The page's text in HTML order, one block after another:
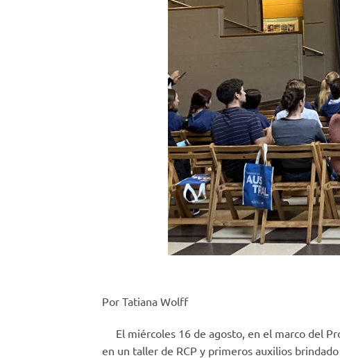
Por Tatiana Wolff
El miércoles 16 de agosto, en el marco del
en un taller de RCP y primeros auxilios